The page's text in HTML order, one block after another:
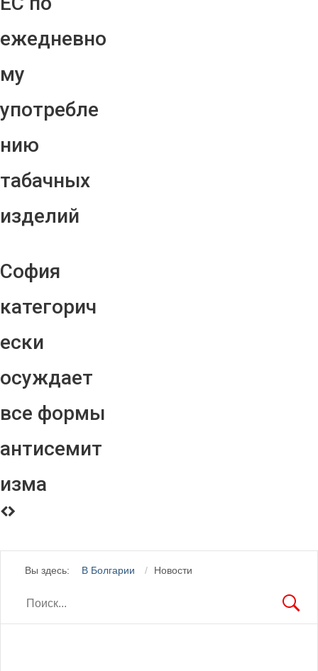
ежедневно
му
употребле
нию
табачных
изделий
София
категорич
ески
осуждает
все формы
антисемит
изма
Вы здесь: В Болгарии Новости